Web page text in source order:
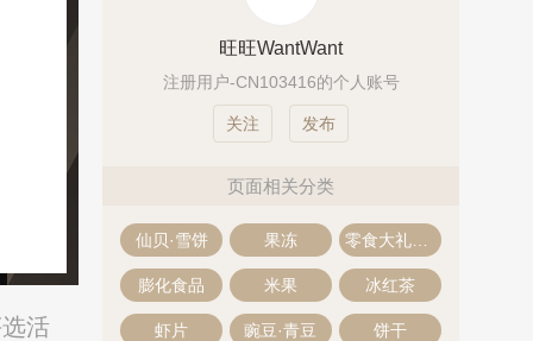
活
旺旺WantWant
注册用户-CN103416的个人账号
发布
页面相关分类
仙贝·雪饼 果冻 零食大礼包·零食礼盒
膨化食品 米果 冰红茶
虾片 豌豆·青豆 饼干